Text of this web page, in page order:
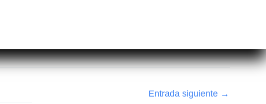
Entrada siguiente →